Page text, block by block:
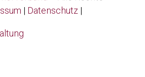
| Datenschutz |